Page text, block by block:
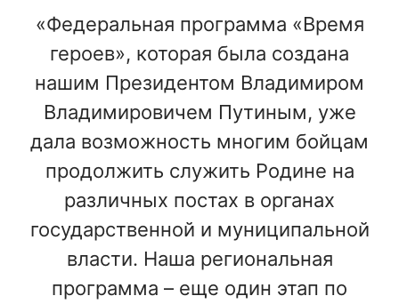
«Федеральная программа «Время
героев», которая была создана
нашим Президентом Владимиром
Владимировичем Путиным, уже
дала возможность многим бойцам
продолжить служить Родине на
различных постах в органах
государственной и муниципальной
власти. Наша региональная
программа – еще один этап по